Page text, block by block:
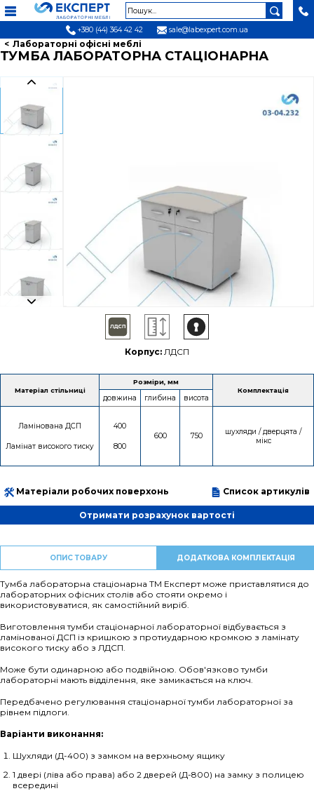
+380 (44) 364 42 42 sale@labexpert.com.ua
Лабораторні офісні меблі
ТУМБА ЛАБОРАТОРНА СТАЦІОНАРНА
Корпус: ЛДСП
Матеріал стільниці
Розміри, мм
Комплектація
довжина глибина висота
Ламінована ДСП
Ламінат високого тиску
400
800
600 750
шухляди / дверцята /
мікс
Матеріали робочих поверхонь Список артикулів
Отримати розрахунок вартості
ОПИС ТОВАРУ ДОДАТКОВА КОМПЛЕКТАЦІЯ
Тумба лабораторна стаціонарна ТМ Експерт може приставлятися до
лабораторних офісних столів або стояти окремо і
використовуватися, як самостійний виріб.
Виготовлення тумби стаціонарної лабораторної відбувається з
ламінованої ДСП із кришкою з протиударною кромкою з ламінату
високого тиску або з ЛДСП.
Може бути одинарною або подвійною. Обов'язково тумби
лабораторні мають відділення, яке замикається на ключ.
Передбачено регулювання стаціонарної тумби лабораторної за
рівнем підлоги.
Варіанти виконання:
Шухляди (Д-400) з замком на верхньому ящику
1 двері (ліва або права) або 2 дверей (Д-800) на замку з полицею
всередині